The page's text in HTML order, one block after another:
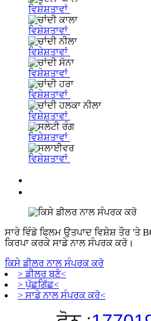
ਵਿਸ਼ੇਸ਼ਤਾਵਾਂ
ਵਿਸ਼ੇਸ਼ਤਾਵਾਂ
ਵਿਸ਼ੇਸ਼ਤਾਵਾਂ
ਵਿਸ਼ੇਸ਼ਤਾਵਾਂ
ਵਿਸ਼ੇਸ਼ਤਾਵਾਂ
ਵਿਸ਼ੇਸ਼ਤਾਵਾਂ
ਵਿਸ਼ੇਸ਼ਤਾਵਾਂ
ਵਿਸ਼ੇਸ਼ਤਾਵਾਂ
ਸਾਰੇ ਵਿੰਡੋ ਫਿਲਮ ਉਤਪਾਦ ਵਿਸ਼ੇਸ਼ ਤੌਰ 'ਤੇ
ਕਿਰਪਾ ਕਰਕੇ ਸਾਡੇ ਨਾਲ ਸੰਪਰਕ ਕਰੋ।
ਕਿਸੇ ਡੀਲਰ ਨਾਲ ਸੰਪਰਕ ਕਰੋ
> ਡੀਲਰ ਬਣੋ<
> ਪੁੱਛਗਿੱਛ<
> ਸਾਡੇ ਨਾਲ ਸੰਪਰਕ ਕਰੋ<